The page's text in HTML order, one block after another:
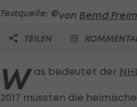
Textquelle: ©von Bernd
TEILEN
W as bedeutet der
2017 mussten die